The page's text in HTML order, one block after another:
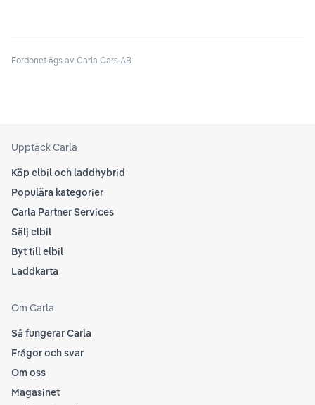
att kolla Teslas officiella supportsidor för den
senaste informationen.
till
Fordonet ägs av Carla Cars AB
Upptäck Carla
Köp elbil och laddhybrid
Populära kategorier
Carla Partner Services
Sälj elbil
Byt till elbil
Laddkarta
Om Carla
Så fungerar Carla
Frågor och svar
Om oss
Magasinet